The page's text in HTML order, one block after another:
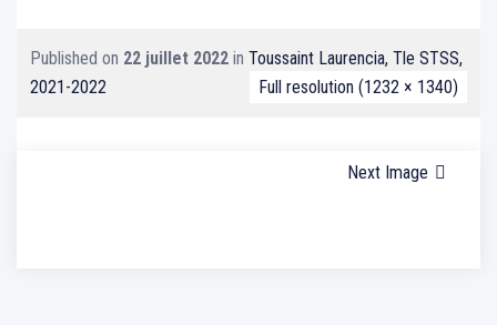
Published on 22 juillet 2022 in Toussaint Laurencia, Tle STSS,
2021-2022
Full resolution (1232 × 1340)
Next Image